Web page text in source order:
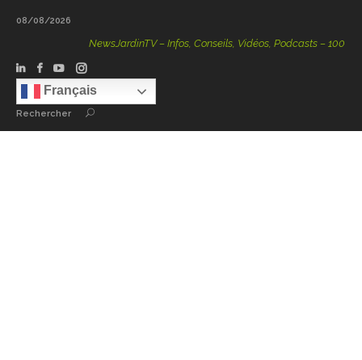
08/08/2026
NewsJardinTV – Infos, Conseils, Vidéos, Podcasts – 100 %
Français
Rechercher